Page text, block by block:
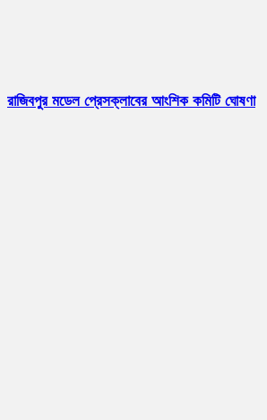
রাজিবপুর মডেল প্রেসক্লাবের আংশিক কমিটি ঘোষণা